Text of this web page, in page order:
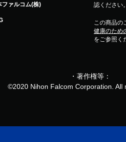
ファルコム(株)
認ください。
この商品の
健康のため
をご参照く
・著作権等：
©2020 Nihon Falcom Corporation. All